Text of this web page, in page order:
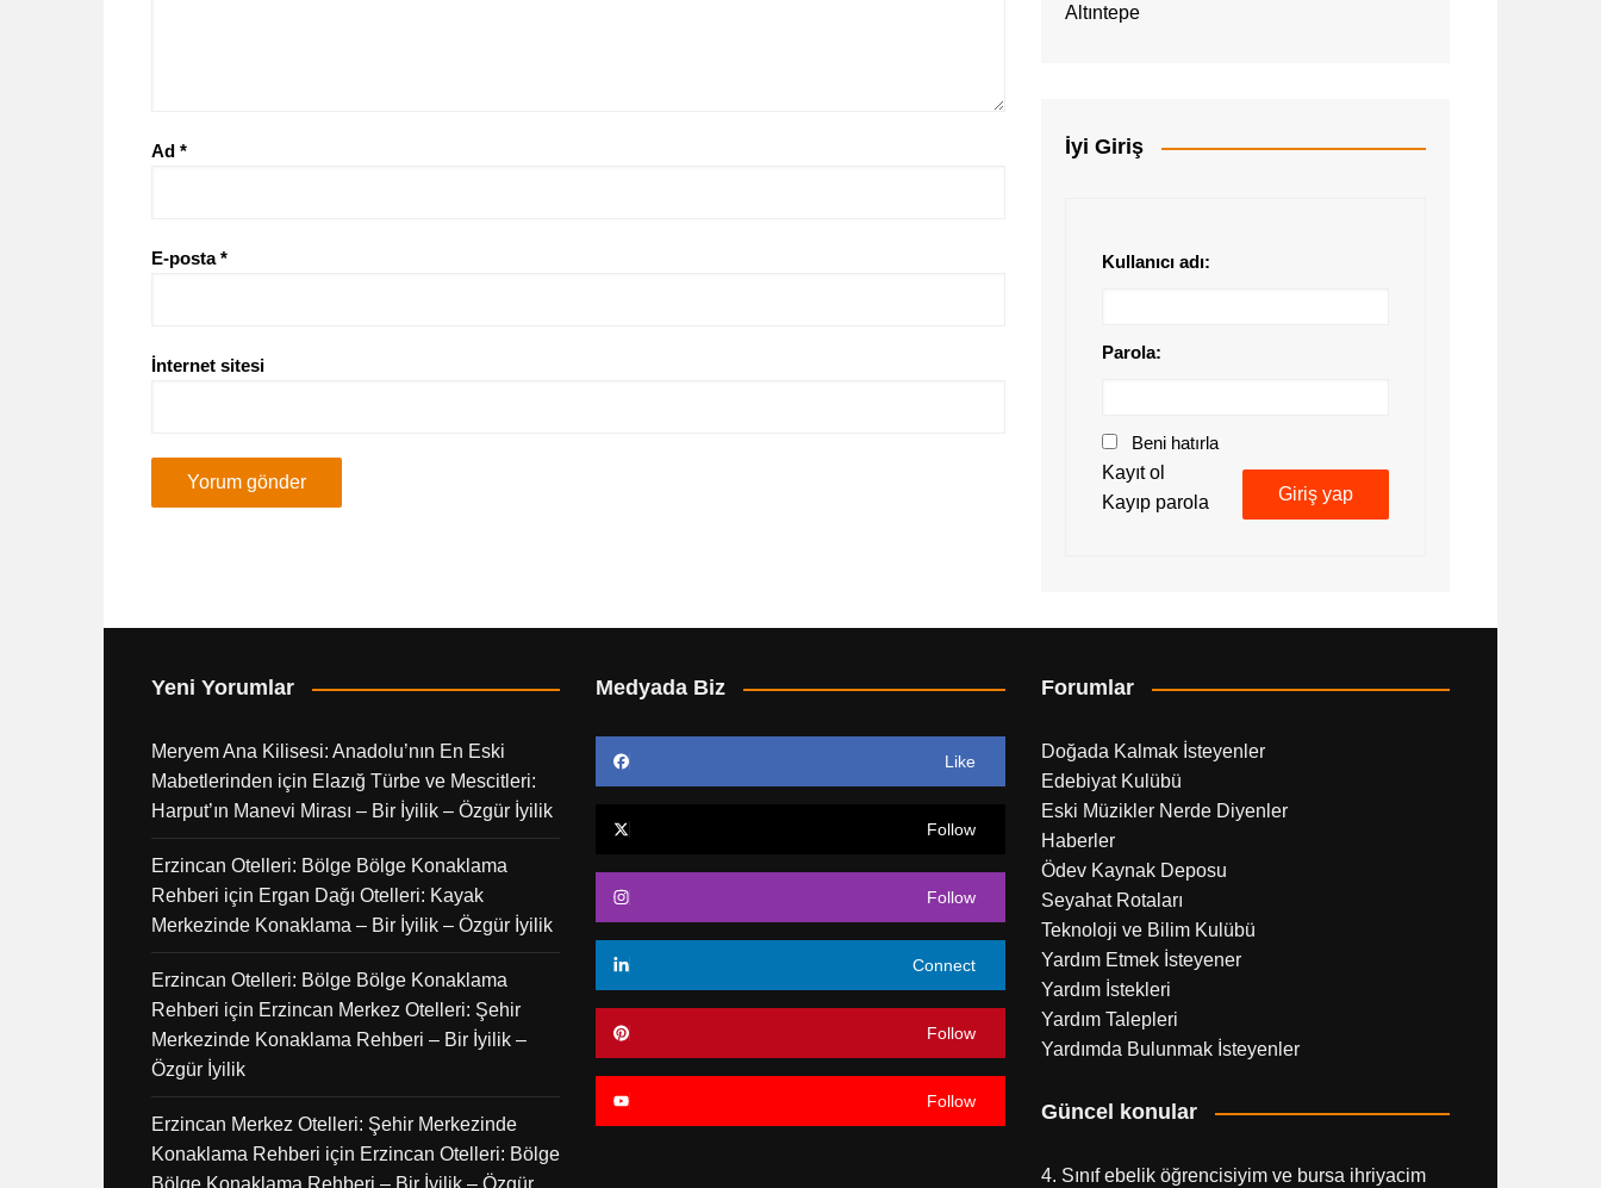
Ad *
E-posta*
İnternet sitesi
İyi Giriş
Kullanıcı adı:
Parola:
Beni hatırla
Giriş yap
Kayıt ol
Kayıp parola
Yeni Yorumlar
Meryem Ana Kilisesi: Anadolu’nın En Eski
Mabetlerinden için Elazığ Türbe ve Mescitleri:
Harput’ın Manevi Mirası – Bir İyilik – Özgür İyilik
Erzincan Otelleri: Bölge Bölge Konaklama
Rehberi için Ergan Dağı Otelleri: Kayak
Merkezinde Konaklama – Bir İyilik – Özgür İyilik
Erzincan Otelleri: Bölge Bölge Konaklama
Rehberi için Erzincan Merkez Otelleri: Şehir
Merkezinde Konaklama Rehberi – Bir İyilik –
Özgür İyilik
Erzincan Merkez Otelleri: Şehir Merkezinde
Konaklama Rehberi için Erzincan Otelleri: Bölge
Medyada Biz
Like
Follow
Follow
Connect
Follow
Follow
Forumlar
Doğada Kalmak İsteyenler
Edebiyat Kulübü
Eski Müzikler Nerde Diyenler
Haberler
Ödev Kaynak Deposu
Seyahat Rotaları
Teknoloji ve Bilim Kulübü
Yardım Etmek İsteyener
Yardım İstekleri
Yardım Talepleri
Yardımda Bulunmak İsteyenler
Güncel konular
4. Sınıf ebelik öğrencisiyim ve bursa ihriyacim